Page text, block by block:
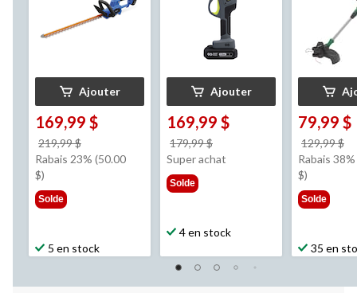
Ajouter
169,99 $
219,99 $
était
Rabais 23% (50.00
$)
Solde
5 en stock
Ajouter
169,99 $
179,99 $
était
Super achat
Solde
4 en stock
79,99 $
129,99 $
Rabais
$)
Solde
35 en